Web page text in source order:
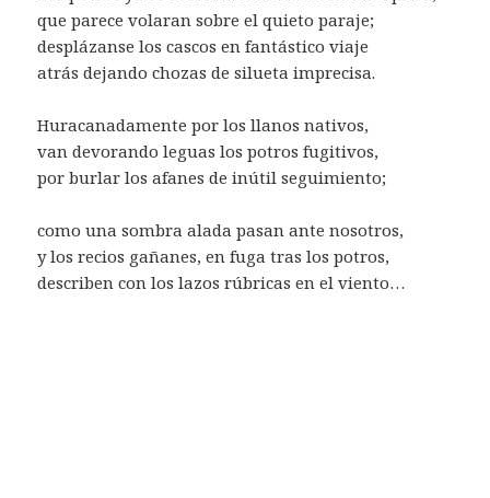
que parece volaran sobre el quieto paraje;
desplázanse los cascos en fantástico viaje
atrás dejando chozas de silueta imprecisa.
Huracanadamente por los llanos nativos,
van devorando leguas los potros fugitivos,
por burlar los afanes de inútil seguimiento;
como una sombra alada pasan ante nosotros,
y los recios gañanes, en fuga tras los potros,
describen con los lazos rúbricas en el viento…